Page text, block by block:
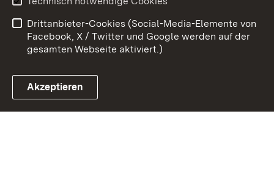
Link zum Landesportal
Barrierefreiheit
Impressum Cookies
Drittanbieter-Cookies (Social-Media-Elemente von
Facebook, X / Twitter und Google werden auf der
gesamten Webseite aktiviert.)
Akzeptieren